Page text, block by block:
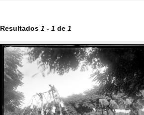
Resultados 1 - 1 de 1